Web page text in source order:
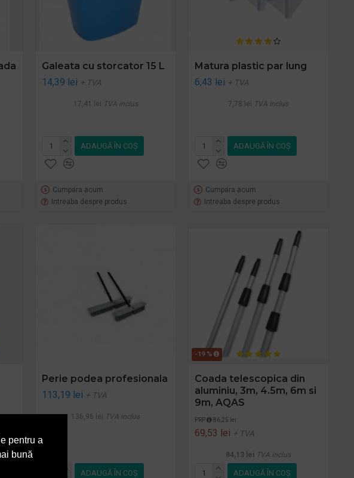
pentru a
bună
Galeata cu storcator 15 L
14,39 lei + TVA
17,41 lei TVA inclus
ADAUGĂ ÎN COŞ
Cumpara acum
Intreaba despre produs
Matura plastic par lung
6,43 lei + TVA
7,78 lei TVA inclus
ADAUGĂ ÎN COŞ
Cumpara acum
Intreaba despre produs
Perie podea profesionala
113,19 lei + TVA
136,96 lei TVA inclus
ADAUGĂ ÎN COŞ
-19 %
Coada telescopica din
aluminiu, 3m, 4.5m, 6m si
9m, AQAS
PRP 86,25 lei
69,53 lei + TVA
84,13 lei TVA inclus
ADAUGĂ ÎN COŞ